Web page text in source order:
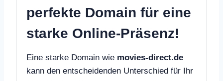
perfekte Domain für eine
starke Online-Präsenz!
Eine starke Domain wie movies-direct.de
kann den entscheidenden Unterschied für Ihr